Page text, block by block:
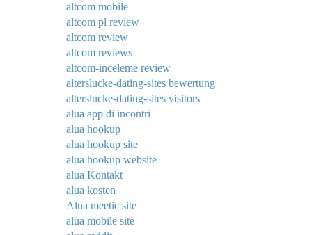
altcom mobile
altcom pl review
altcom review
altcom reviews
altcom-inceleme review
alterslucke-dating-sites bewertung
alterslucke-dating-sites visitors
alua app di incontri
alua hookup
alua hookup site
alua hookup website
alua Kontakt
alua kosten
Alua meetic site
alua mobile site